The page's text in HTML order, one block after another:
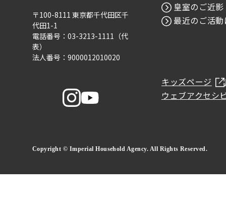
〒100-8111 東京都千代田区千
代田1-1
電話番号：03-3213-1111（代
表）
法人番号：9000012010020
皇室のご近影
最近のご活
キッズページ
ウェブアクセシ
Copyright © Imperial Household Agency. All Rights Reserved.